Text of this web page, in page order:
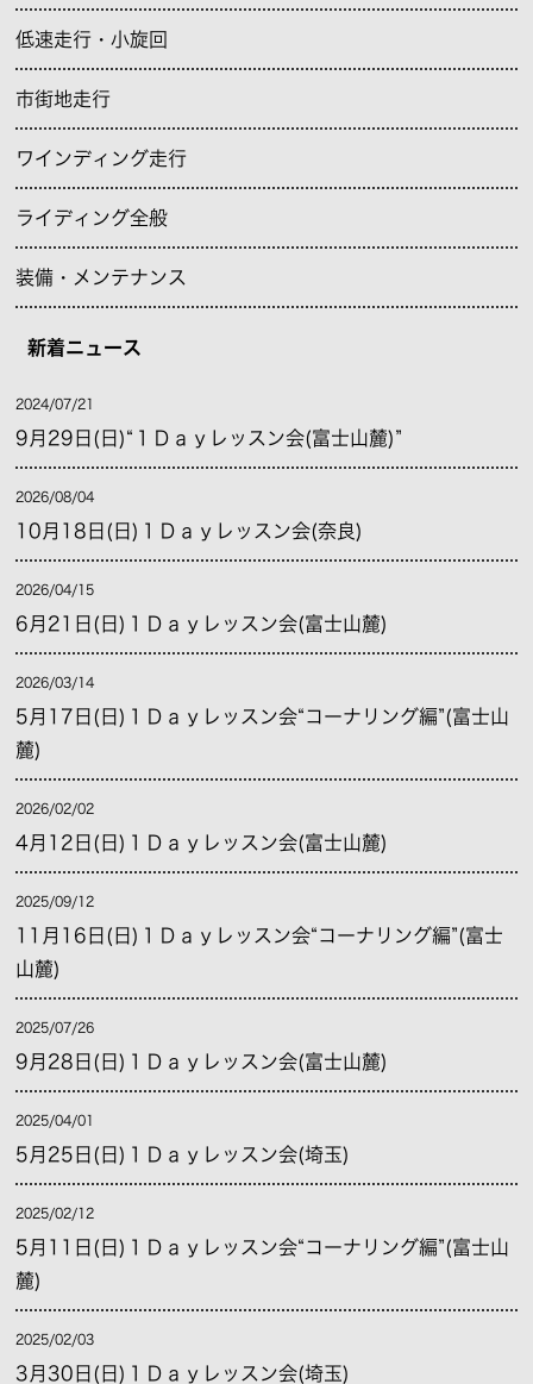
低速走行・小旋回
市街地走行
ワインディング走行
ライディング全般
装備・メンテナンス
新着ニュース
2024/07/21
9月29日(日)“１Ｄａｙレッスン会(富士山麓)”
2026/08/04
10月18日(日)１Ｄａｙレッスン会(奈良)
2026/04/15
6月21日(日)１Ｄａｙレッスン会(富士山麓)
2026/03/14
5月17日(日)１Ｄａｙレッスン会“コーナリング編”(富士山
麓)
2026/02/02
4月12日(日)１Ｄａｙレッスン会(富士山麓)
2025/09/12
11月16日(日)１Ｄａｙレッスン会“コーナリング編”(富士
山麓)
2025/07/26
9月28日(日)１Ｄａｙレッスン会(富士山麓)
2025/04/01
5月25日(日)１Ｄａｙレッスン会(埼玉)
2025/02/12
5月11日(日)１Ｄａｙレッスン会“コーナリング編”(富士山
麓)
2025/02/03
3月30日(日)１Ｄａｙレッスン会(埼玉)